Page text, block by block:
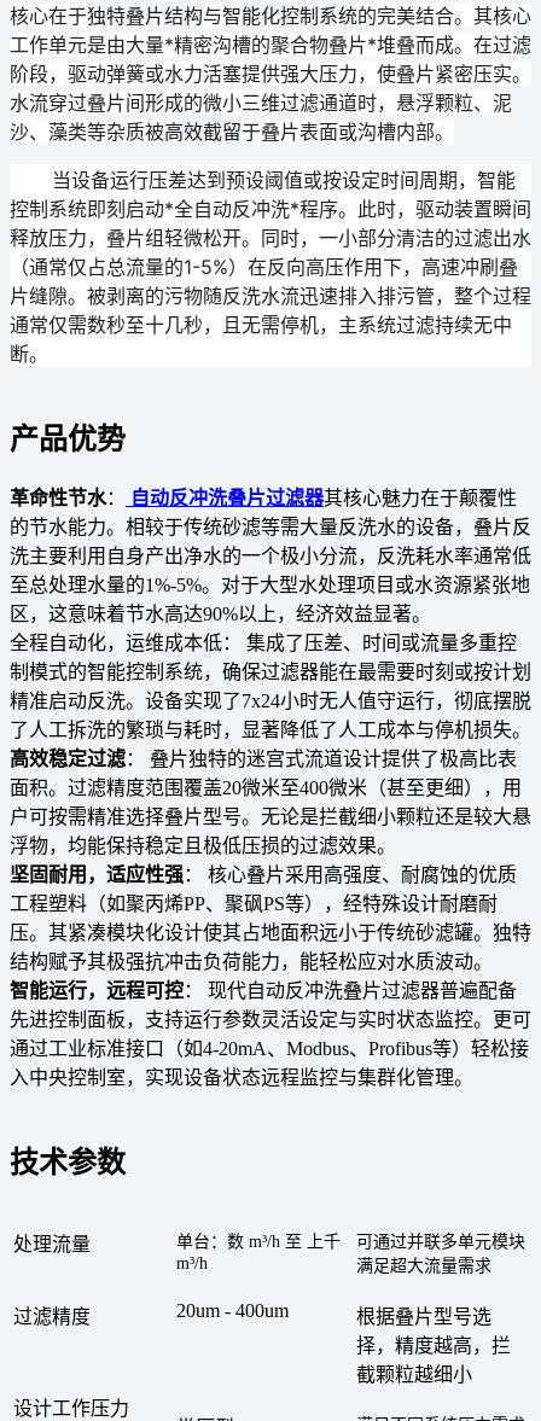
核心在于独特叠片结构与智能化控制系统的完美结合。 其核心
工作单元是由大量*精密沟槽的聚合物叠片*堆叠而成。在过滤
阶段，驱动弹簧或水力活塞提供强大压力，使叠片紧密压实。
水流穿过叠片间形成的微小三维过滤通道时，悬浮颗粒、泥
沙、藻类等杂质被高效截留于叠片表面或沟槽内部。
当设备运行压差达到预设阈值或按设定时间周期，智能
控制系统即刻启动*全自动反冲洗*程序。此时，驱动装置瞬间
释放压力，叠片组轻微松开。同时，一小部分清洁的过滤出水
（通常仅占总流量的1-5%）在反向高压作用下，高速冲刷叠
片缝隙。被剥离的污物随反洗水流迅速排入排污管，整个过程
通常仅需数秒至十几秒，且无需停机，主系统过滤持续无中
断。
产品优势
革命性节水： 自动反冲洗叠片过滤器其核心魅力在于颠覆性
的节水能力。相较于传统砂滤等需大量反洗水的设备，叠片反
洗主要利用自身产出净水的一个极小分流，
反洗耗水率通常低
至总处理水量的1%-5%。对于大型水处理项目或水资源紧张地
区，这意味着节水高达90%以上 ，经济效益显著。
全程自动化，运维成本低：
集成了压差、时间或流量多重控
制模式的智能控制系统，确保过滤器能在最需要时刻或按计划
精准启动反洗。设备实现了7x24小时无人值守运行，彻底摆脱
了人工拆洗的繁琐与耗时，显著降低了人工成本与停机损失。
高效稳定过滤： 叠片独特的迷宫式流道设计提供了极高比表
面积。 过滤精度范围覆盖20微米至400微米（甚至更细）
，用
户可按需精准选择叠片型号。无论是拦截细小颗粒还是较大悬
浮物，均能保持稳定且 极低压损的过滤效果。
坚固耐用，适应性强：
核心叠片采用高强度、耐腐蚀的优质
工程塑料（如聚丙烯PP、聚砜PS等），经特殊设计耐磨耐
压。其紧凑模块化设计使其占地面积远小于传统砂滤罐。独特
结构赋予其极强抗冲击负荷能力，能轻松应对水质波动。
智能运行，远程可控：
现代自动反冲洗叠片过滤器普遍配备
先进控制面板，支持运行参数灵活设定与实时状态监控。更可
通过工业标准接口（如4-20mA、Modbus、Profibus等）轻松接
入中央控制室，实现设备状态远程监控与集群化管理。
技术参数
处理流量 单台：数 m³/h 至 上千
m³/h
可通过并联多单元模块
满足超大流量需求
过滤精度 20um - 400um
根据叠片型号选
择，精度越高，拦
截颗粒越细小
设计工作压力